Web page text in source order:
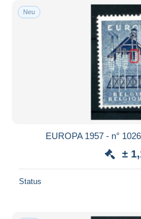
Neu
EUROPA 1957 - n°
±
Status